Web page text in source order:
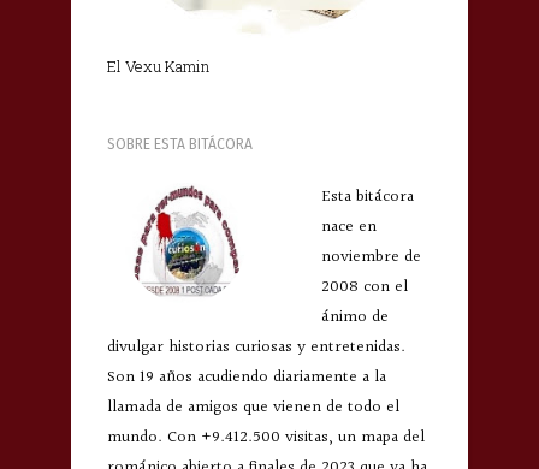
El Vexu Kamin
SOBRE ESTA BITÁCORA
Esta bitácora
nace en
noviembre de
2008 con el
ánimo de
divulgar historias curiosas y entretenidas.
Son 19 años acudiendo diariamente a la
llamada de amigos que vienen de todo el
mundo. Con +9.412.500 visitas, un mapa del